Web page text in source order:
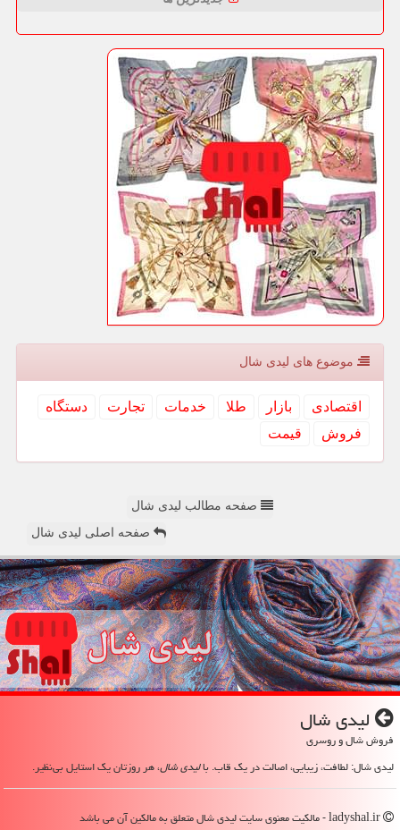
موضوع های لیدی شال
اقتصادی بازار طلا خدمات تجارت
دستگاه
فروش
قیمت
صفحه مطالب لیدی شال
صفحه اصلی لیدی شال
لیدی شال
فروش شال و روسری
لیدی شال: لطافت، زیبایی، اصالت در یک قاب. بالیدی شال، هر روزتان یک استایل بی‌نظیر.